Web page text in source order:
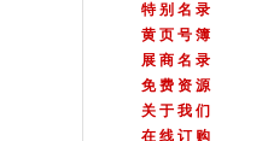
特 别 名 录
黄 页 号 簿
展 商 名 录
免 费 资 源
关 于 我 们
在 线 订 购